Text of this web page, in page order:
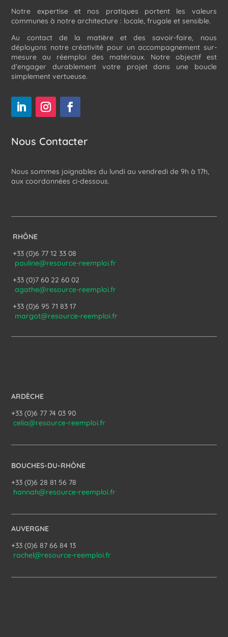
Notre expertise et nos pratiques portent les valeurs
communes à notre architecture : locale, frugale et sensible.
Au contact de la matière et des savoir-faire, nous
déployons notre créativité pour un accompagnement sur-
mesure au réemploi des matériaux. Notre objectif est
d’engager durablement votre projet dans une boucle
simplement vertueuse.
Nous Contacter
Nous sommes joignables du lundi au vendredi de 9h à 17h,
aux coordonnées ci-dessous.
RHÔNE
+33 (0)6 77 12 33 08
pauline@resource-reemploi.fr
+33 (0)7 60 22 60 02
agathe@resource-reemploi.fr
+33 (0)6 95 71 83 17
margot@resource-reemploi.fr
ARDÈCHE
+33 (0)6 77 74 03 90
celia@resource-reemploi.fr
BOUCHES-DU-RHÔNE
+33 (0)6 28 81 56 78
hannah@resource-reemploi.fr
AUVERGNE
+33 (0)6 87 66 84 13
rachel@resource-reemploi.fr